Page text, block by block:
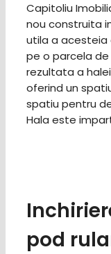
Capitoliu
nou construita
utila a acesteia
pe o parcela
rezultata a
oferind un
spatiu pentru
Hala este
pod